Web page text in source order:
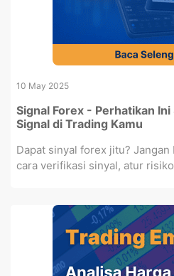
10 May 2025
Signal Forex - Perhatikan
Signal di Trading Kamu
Dapat sinyal forex jitu?
cara verifikasi sinyal, atur